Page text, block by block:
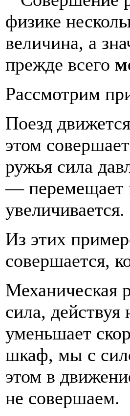
физике
величина, а
прежде всего
Рассмотрим
Поезд
этом
ружья сила
— перемещает
увеличивается.
Из этих
совершается,
Механическая
сила,
уменьшает
шкаф, мы с
этом в
не совершаем.